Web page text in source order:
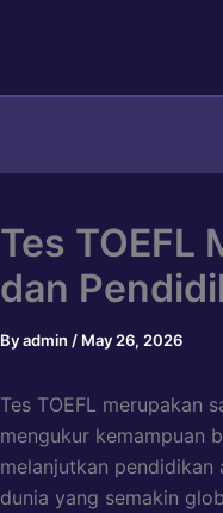
Tes TOEFL
dan
Byadmin / May 26, 2026
Tes TOEFL merupakan
mengukur kemampuan
melanjutkan pendidikan
dunia yang semakin